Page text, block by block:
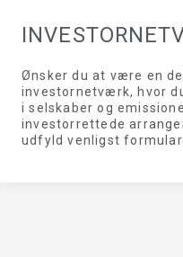
Ønsker du at være en
investornetværk, hvor
i selskaber og
investorrettede
udfyld venligst